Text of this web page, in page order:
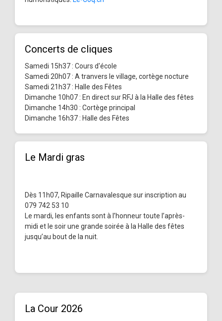
Concerts de cliques
Samedi 15h37 : Cours d'école
Samedi 20h07 : A tranvers le village, cortège nocture
Samedi 21h37 : Halle des Fêtes
Dimanche 10h07 : En direct sur RFJ à la Halle des fêtes
Dimanche 14h30 : Cortège principal
Dimanche 16h37 : Halle des Fêtes
Le Mardi gras
Dès 11h07, Ripaille Carnavalesque sur inscription au
079 742 53 10
Le mardi, les enfants sont à l’honneur toute l’après-
midi et le soir une grande soirée à la Halle des fêtes
jusqu’au bout de la nuit.
La Cour 2026